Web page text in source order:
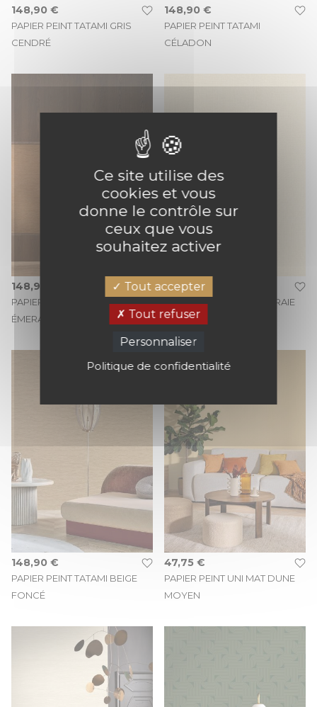
PAPIER PEINT TATAMI GRIS
CENDRÉ
148,90 €
PAPIER PEINT TATAMI
CÉLADON
148,90 €
PAPIER PEINT TATAMI
ÉMERAUDE
148,90 €
PAPIER PEINT UNI MAT CRAIE
47,75 €
PAPIER PEINT TATAMI BEIGE
FONCÉ
148,90 €
PAPIER PEINT UNI MAT DUNE
MOYEN
47,75 €
Ce site utilise des
cookies et vous
donne le contrôle sur
ceux que vous
souhaitez activer
Tout accepter
Tout refuser
Personnaliser
Politique de confidentialité